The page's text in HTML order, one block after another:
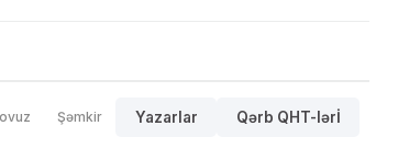
Şəmkir Yazarlar Qərb QHT-lərİ